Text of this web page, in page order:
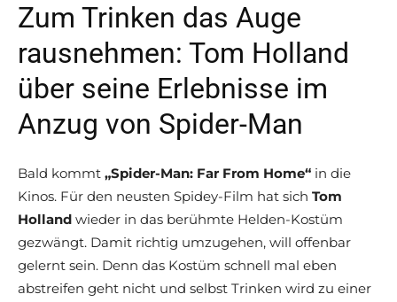
Zum Trinken das Auge
rausnehmen: Tom Holland
über seine Erlebnisse im
Anzug von Spider-Man
Bald kommt „Spider-Man: Far From Home“ in die
Kinos. Für den neusten Spidey-Film hat sich Tom
Holland wieder in das berühmte Helden-Kostüm
gezwängt. Damit richtig umzugehen, will offenbar
gelernt sein. Denn das Kostüm schnell mal eben
abstreifen geht nicht und selbst Trinken wird zu einer